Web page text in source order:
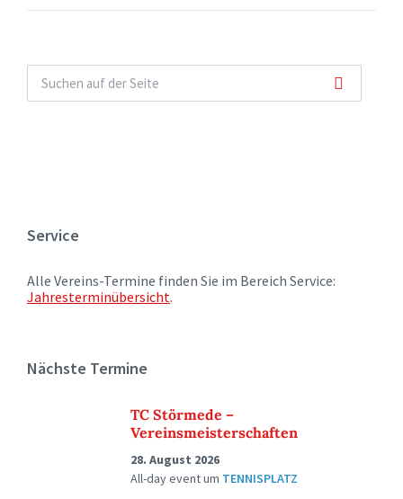
Service
Alle Vereins-Termine finden Sie im Bereich Service:
Jahresterminübersicht.
Nächste Termine
TC Störmede –
Vereinsmeisterschaften
28. August 2026
All-day eventum TENNISPLATZ